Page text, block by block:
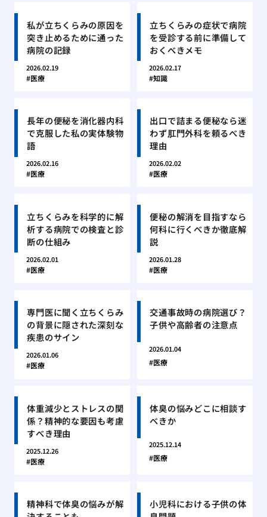
私が立ちくらみの原因を
突き止めるために通った
病院の記録
2026.02.19
医療
立ちくらみの症状で病院
を受診する前に準備して
おくべきメモ
2026.02.17
知識
長年の便秘を消化器内科
で克服した私の実体験物
語
2026.02.16
医療
出口で詰まる便秘なら迷
わず肛門外科を頼るべき
理由
2026.02.02
医療
立ちくらみを科学的に解
析する病院での検査と診
断の仕組み
2026.02.01
医療
便秘の解消を目指すなら
何科に行くべきか徹底解
説
2026.01.28
医療
専門医に聞く立ちくらみ
の背景に隠された深刻な
疾患のサイン
2026.01.06
医療
交通事故時の病院選び？
子供や高齢者の注意点
2026.01.04
医療
体重減少とストレスの関
係？精神的な要因も考慮
すべき理由
2025.12.26
医療
体臭の悩みどこに相談す
べきか
2025.12.14
医療
精神科で体臭の悩みが解
小児科における子供の体